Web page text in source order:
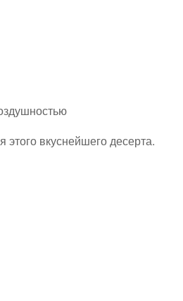
вкуснейшего десерта.